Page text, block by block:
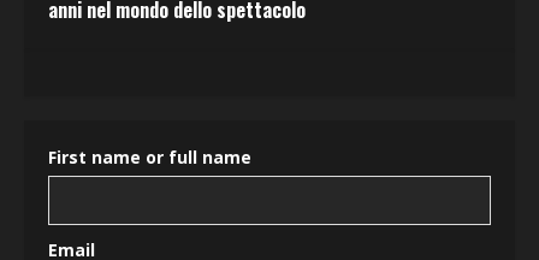
anni nel mondo dello spettacolo
First name or full name
Email